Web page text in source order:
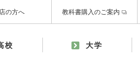
の方へ 教科書購入のご案内
校 大学